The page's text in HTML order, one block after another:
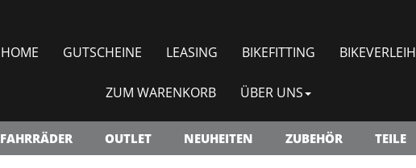
HOME GUTSCHEINE LEASING BIKEFITTING BIKEVERLEIH
ZUM WARENKORB ÜBER UNS
FAHRRÄDER OUTLET NEUHEITEN ZUBEHÖR TEILE